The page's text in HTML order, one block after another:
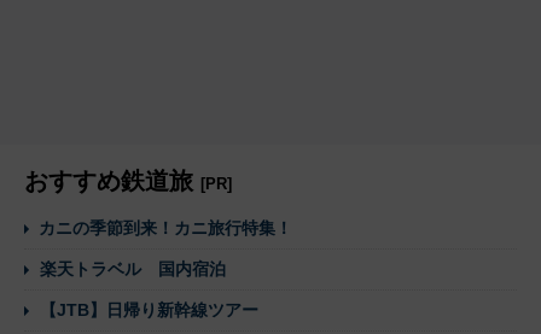
おすすめ鉄道旅 [PR]
カニの季節到来！カニ旅行特集！
楽天トラベル 国内宿泊
【JTB】日帰り新幹線ツアー